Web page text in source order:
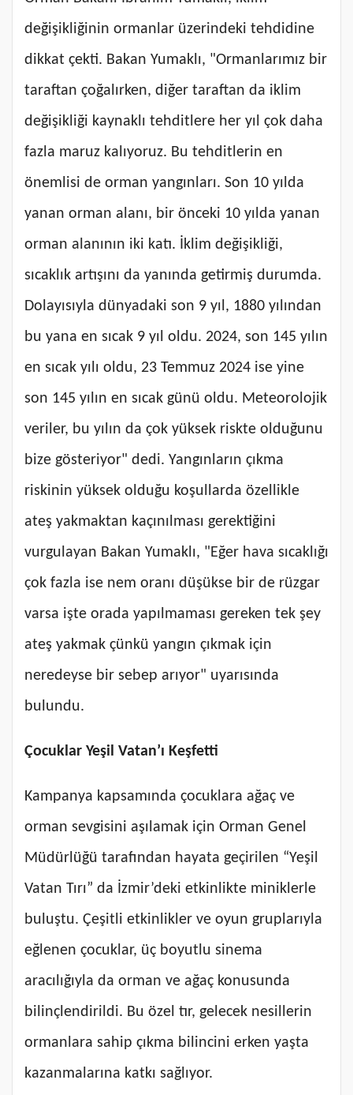
değişikliğinin ormanlar üzerindeki tehdidine
dikkat çekti. Bakan Yumaklı, "Ormanlarımız bir
taraftan çoğalırken, diğer taraftan da iklim
değişikliği kaynaklı tehditlere her yıl çok daha
fazla maruz kalıyoruz. Bu tehditlerin en
önemlisi de orman yangınları. Son 10 yılda
yanan orman alanı, bir önceki 10 yılda yanan
orman alanının iki katı. İklim değişikliği,
sıcaklık artışını da yanında getirmiş durumda.
Dolayısıyla dünyadaki son 9 yıl, 1880 yılından
bu yana en sıcak 9 yıl oldu. 2024, son 145 yılın
en sıcak yılı oldu, 23 Temmuz 2024 ise yine
son 145 yılın en sıcak günü oldu. Meteorolojik
veriler, bu yılın da çok yüksek riskte olduğunu
bize gösteriyor" dedi. Yangınların çıkma
riskinin yüksek olduğu koşullarda özellikle
ateş yakmaktan kaçınılması gerektiğini
vurgulayan Bakan Yumaklı, "Eğer hava sıcaklığı
çok fazla ise nem oranı düşükse bir de rüzgar
varsa işte orada yapılmaması gereken tek şey
ateş yakmak çünkü yangın çıkmak için
neredeyse bir sebep arıyor" uyarısında
bulundu.
Çocuklar Yeşil Vatan’ı Keşfetti
Kampanya kapsamında çocuklara ağaç ve
orman sevgisini aşılamak için Orman Genel
Müdürlüğü tarafından hayata geçirilen “Yeşil
Vatan Tırı” da İzmir’deki etkinlikte miniklerle
buluştu. Çeşitli etkinlikler ve oyun gruplarıyla
eğlenen çocuklar, üç boyutlu sinema
aracılığıyla da orman ve ağaç konusunda
bilinçlendirildi. Bu özel tır, gelecek nesillerin
ormanlara sahip çıkma bilincini erken yaşta
kazanmalarına katkı sağlıyor.